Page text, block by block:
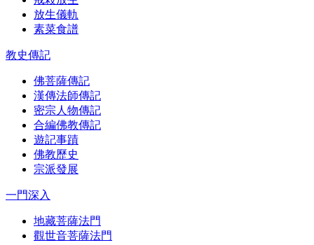
放生儀軌
素菜食譜
教史傳記
佛菩薩傳記
漢傳法師傳記
密宗人物傳記
合編佛教傳記
遊記事蹟
佛教歷史
宗派發展
一門深入
地藏菩薩法門
觀世音菩薩法門